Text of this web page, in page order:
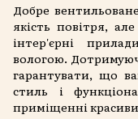
Добре
якість повітря,
інтер'єрні
вологою.
гарантувати, що
стиль і
приміщенні